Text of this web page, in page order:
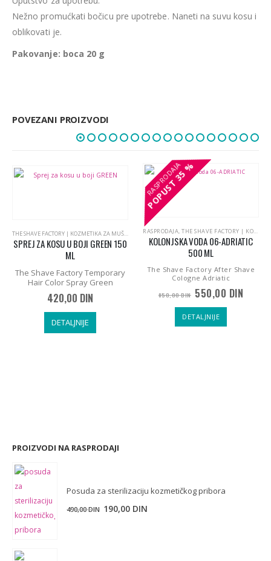
Nežno promućkati bočicu pre upotrebe. Naneti na suvu kosu i
oblikovati je.
Pakovanje: boca 20 g
POVEZANI PROIZVODI
MUŠKE BRADE
,THE SHAVE FACTORY | NEGA MUŠKE BRADE
THE SHAVE FACTORY | KOZMETIKA ZA MUŠKARCE THE SHAVE FACTORY | NEGA I STAJLING KOSE
SPREJ ZA KOSU U BOJI GREEN 150
ML
The Shave Factory Temporary
Hair Color Spray Green
420,00 DIN
DETALJNIJE
POPUST
35 %
POPUST
35 %
RASPRODAJA, THE SHAVE FACTORY | KOZMETIKA ZA MUŠKARCE
KOLONJSKA VODA 06-ADRIATIC
500 ML
The Shave Factory After Shave
Cologne Adriatic
850,00DIN Originalna
cena
je
bila:
850,00 DIN.
550,00 DIN
DETALJNIJE
PROIZVODI NA RASPRODAJI
Posuda za sterilizaciju kozmetičkog pribora
490,00DIN Originalna
190,00 DIN